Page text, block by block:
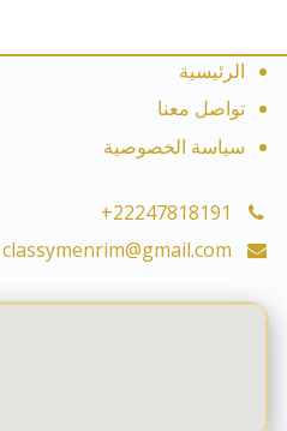
الرئيسية
تواصل معنا
سياسة الخصوصية
+22247818191
classymenrim@gmail.com